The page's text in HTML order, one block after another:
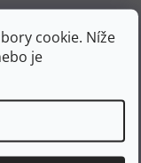
cookie. Níže
je